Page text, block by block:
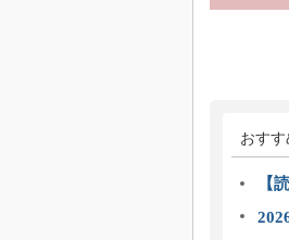
おす
【